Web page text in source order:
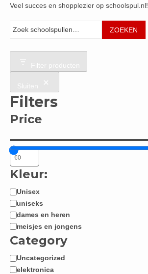
Veel succes en shopplezier op schoolspul.nl!
Zoeken
ZOEKEN
Filter producten
Sluiten
Filters
Price
Kleur:
Jongen
/
Meisje:
Unisex
uniseks
dames en heren
meisjes en jongens
Category
Categorie
Uncategorized
elektronica